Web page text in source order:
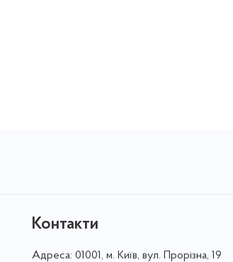
Контакти
Адреса: 01001, м. Київ, вул. Прорізна, 19